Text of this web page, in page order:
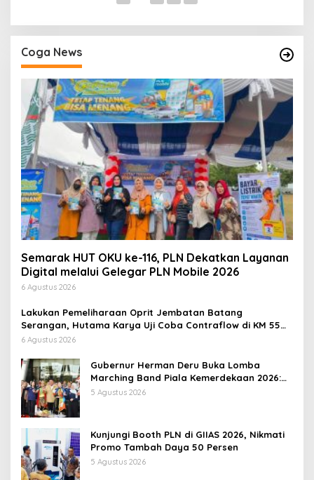
Coga News
Semarak HUT OKU ke-116, PLN Dekatkan Layanan
Digital melalui Gelegar PLN Mobile 2026
6 Agustus 2026
Lakukan Pemeliharaan Oprit Jembatan Batang
Serangan, Hutama Karya Uji Coba Contraflow di KM 55
Tol Binjai–Langsa
6 Agustus 2026
Gubernur Herman Deru Buka Lomba
Marching Band Piala Kemerdekaan 2026:
Ajang Asah Mental dan Kedisiplinan
5 Agustus 2026
Kunjungi Booth PLN di GIIAS 2026, Nikmati
Promo Tambah Daya 50 Persen
5 Agustus 2026